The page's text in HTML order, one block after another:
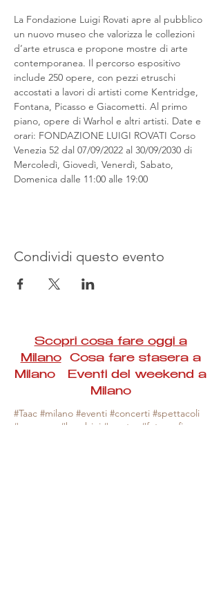
La Fondazione Luigi Rovati apre al pubblico
un nuovo museo che valorizza le collezioni
d’arte etrusca e propone mostre di arte
contemporanea. Il percorso espositivo
include 250 opere, con pezzi etruschi
accostati a lavori di artisti come Kentridge,
Fontana, Picasso e Giacometti. Al primo
piano, opere di Warhol e altri artisti. Date e
orari: FONDAZIONE LUIGI ROVATI Corso
Venezia 52 dal 07/09/2022 al 30/09/2030 di
Mercoledì, Giovedì, Venerdì, Sabato,
Domenica dalle 11:00 alle 19:00
Condividi questo evento
Scopri cosa fare oggi a
MilanoCosa fare stasera a
Milano Eventi del weekend a
Milano
#Taac #milano #eventi #concerti #spettacoli
#rassegne #bambini #mostre #fotografia